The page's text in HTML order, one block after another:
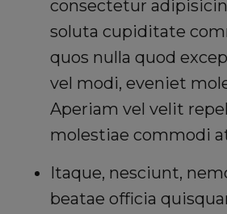
consectetur
soluta cupiditate
quos nulla quod
vel modi, eveniet
Aperiam vel velit
molestiae commodi
Itaque, nesciunt,
beatae officia